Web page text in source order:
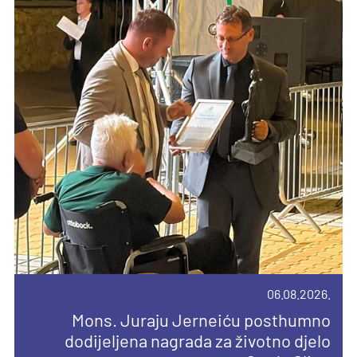
06.08.2026.
Mons. Juraju Jerneiću posthumno
dodijeljena nagrada za životno djelo
04.08.2026.
Novi broj Glasnika sv. Josipa posvećen
08.08.2026.
Devetnica uoči Velike Gospe u
Remetama
14.04.2026.
Priopćenje za javnost